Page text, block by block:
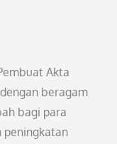
Akta
beragam
bagi para
peningkatan